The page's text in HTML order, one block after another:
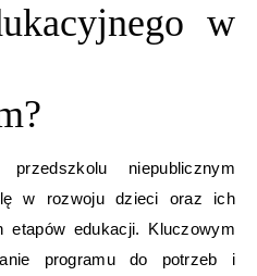
w
niepublicznym
w rozwoju dzieci oraz ich
etapów edukacji. Kluczowym
programu do potrzeb i